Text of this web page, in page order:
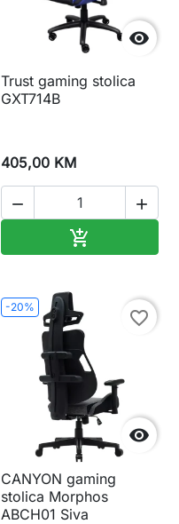

Trust gaming stolica
GXT714B
405,00 KM
 

-20%

favorite_border
CANYON gaming
stolica Morphos
ABCH01 Siva